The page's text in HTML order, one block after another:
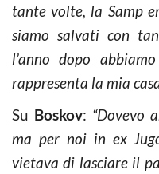
tante volte, la Samp
siamo salvati con
l’anno dopo
rappresenta la mia
Su Boskov: “Dovevo
ma per noi in ex
vietava di lasciare il